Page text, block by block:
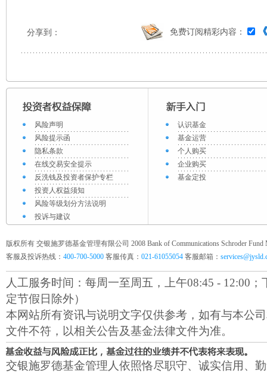
分享到： 免费订阅精彩内容：
风险声明
风险提示函
隐私条款
在线交易安全提示
反洗钱及投资者保护专栏
投资人权益须知
风险等级划分方法说明
投诉与建议
认识基金
基金运营
个人购买
企业购买
基金定投
版权所有 交银施罗德基金管理有限公司 2008 Bank of Communications Schroder Fund
客服及投诉热线： 400-700-5000 客服传真： 021-61055054 客服邮箱：
人工服务时间：每周一至周五，上午08:45 - 12:00；
定节假日除外）
本网站所有资讯与说明文字仅供参考，如有与本公
文件不符，以相关公告及基金法律文件为准。
交银施罗德基金管理人依照恪尽职守、诚实信用、